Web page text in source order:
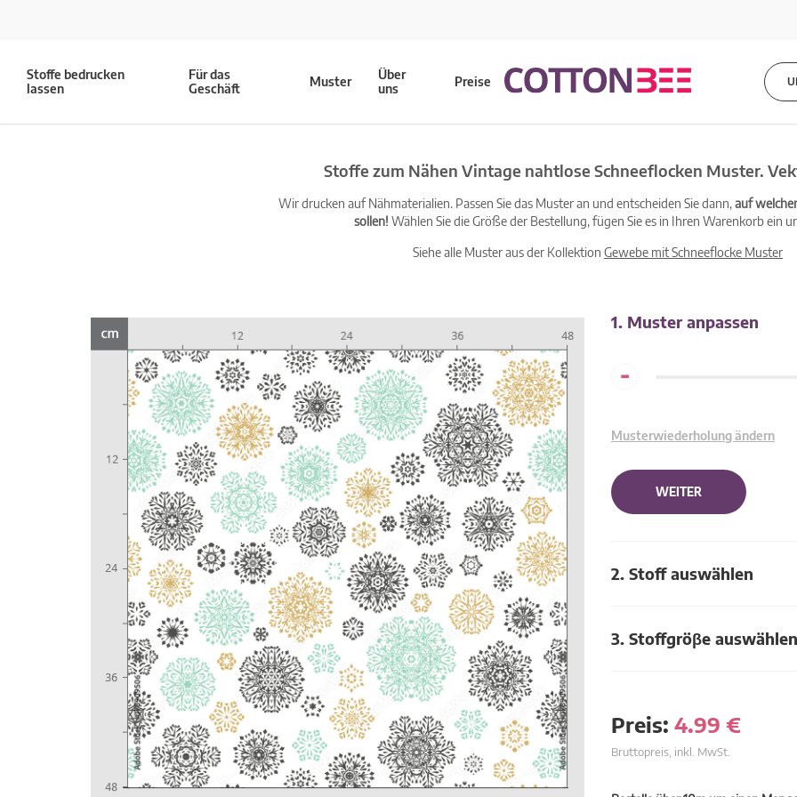
Stoffe bedrucken
lassen
Für das
Geschäft
Muster
Über
uns
Preise
Stoffe zum Nähen Vintage nahtlose Schneeflocken Muster.
Wir drucken auf Nähmaterialien. Passen Sie das Muster an und entscheiden Sie dann,auf
sollen! Wählen Sie die Größe der Bestellung, fügen Sie es in Ihren Warenkorb ein
Siehe alle Muster aus der Kollektion Gewebe mit Schneeflocke Muster
1. Muster anpassen
-
Musterwiederholung ändern
WEITER
2. Stoff auswählen
3. Stoffgröβe auswählen
Preis: 4.99 €
Bruttopreis, inkl. MwSt.